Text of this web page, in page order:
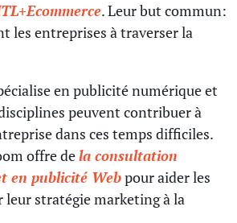
. Leur but commun:
les entreprises à traverser la
en publicité numérique et
peuvent contribuer à
dans ces temps difficiles.
offre dela consultation
en publicité Webpour aider les
leur stratégie marketing à la